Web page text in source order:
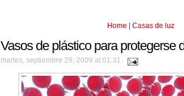
Home | Casas de luz
Vasos de plástico para protegerse
martes, septiembre 29, 2009 at 01:31.